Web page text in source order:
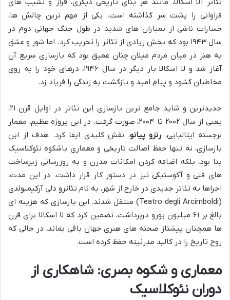
تئاتر آلا اسکالا، مانند هر بنای تاریخی دیگری، فراز و نشیب های
فراوانی را پشت سر گذاشته است. یکی از مهم ترین چالش ها،
خسارات ناشی از بمباران های شدید در طول جنگ جهانی دوم در
سال ۱۹۴۳ بود که بخش زیادی از تئاتر را تخریب کرد. اما شور و عشق
به هنر در میان مردم میلان چنان عمیق بود که بازسازی سریع آن
آغاز شد و لا اسکالا بار دیگر در سال ۱۹۴۶، درهای خود را به روی
مخاطبان گشود و پیام امید و بازگشت به زندگی را فریاد زد.
جدیدترین و شاید جامع ترین بازسازی این تئاتر در اوایل قرن ۲۱،
یعنی از سال ۲۰۰۲ تا ۲۰۰۴، صورت گرفت. در این پروژه عظیم، معمار
برجسته ایتالیایی، رنزو پیانو، نقش کلیدی ایفا کرد. هدف از این
بازسازی، نه تنها حفظ اصالت تاریخی و معماری باشکوه نئوکلاسیک
بنا بود، بلکه اضافه کردن امکانات مدرن و به روزرسانی زیرساخت
های فنی و آکوستیکی نیز در دستور کار قرار داشت. در این مدت،
اجراها به تئاتر جدیدی در خارج از شهر، به نام تئاترو دلی آرکیمبولدی
(Teatro degli Arcimboldi) منتقل شدند. این بازسازی که هزینه ای
بالغ بر ۶۱ میلیون یورو دربرداشت، تضمین کرد که لا اسکالا برای قرن
ها همچنان پیشتاز صحنه های هنری جهان باقی بماند، در حالی که
روح تاریخ را در کالبد مدرنیته حفظ کرده است.
معماری و شکوه بصری: شاهکاری از
دوران نئوکلاسیک